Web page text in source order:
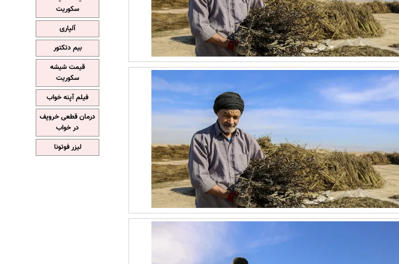
سکوریت
آلپاری
بیم دتکتور
قیمت شیشه
سکوریت
فیلم آپنه خواب
درمان قطعی خروپف
در خواب
لیزر فوتونا